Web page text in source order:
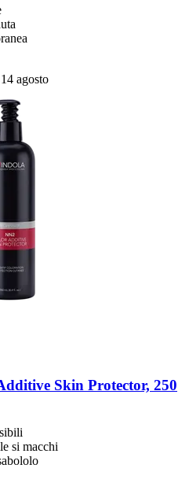
agosto
Skin Protector, 250
si macchi